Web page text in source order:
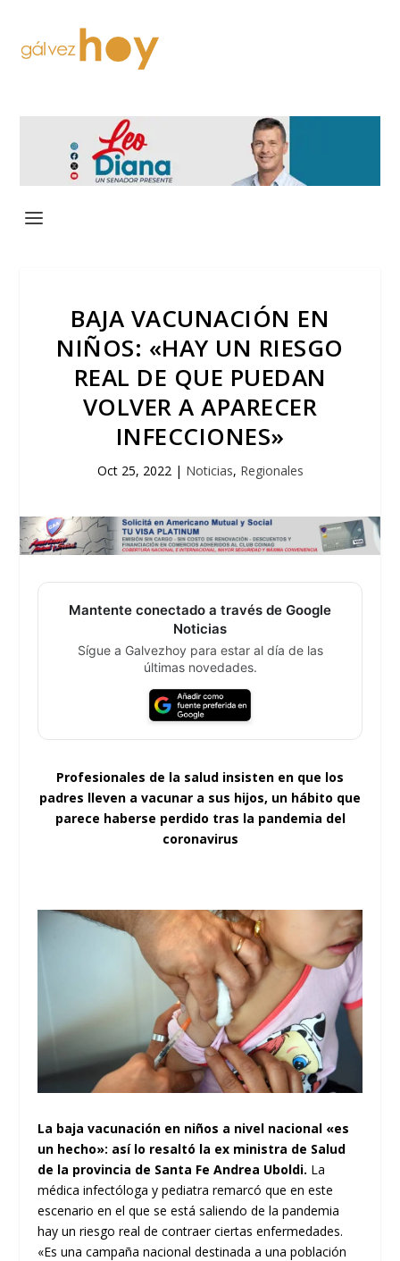
BAJA VACUNACIÓN EN
NIÑOS: «HAY UN RIESGO
REAL DE QUE PUEDAN
VOLVER A APARECER
INFECCIONES»
Oct 25, 2022 | Noticias, Regionales
Mantente conectado a través de Google
Noticias
Sígue a Galvezhoy para estar al día de las
últimas novedades.
Profesionales de la salud insisten en que los
padres lleven a vacunar a sus hijos, un hábito que
parece haberse perdido tras la pandemia del
coronavirus
La baja vacunación en niños a nivel nacional «es
un hecho»: así lo resaltó la ex ministra de Salud
de la provincia de Santa Fe Andrea Uboldi. La
médica infectóloga y pediatra remarcó que en este
escenario en el que se está saliendo de la pandemia
hay un riesgo real de contraer ciertas enfermedades.
«Es una campaña nacional destinada a una población